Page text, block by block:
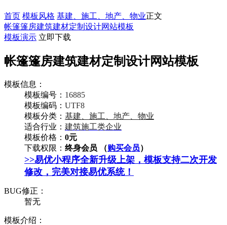
首页 模板风格 基建、施工、地产、物业正文
帐篷篷房建筑建材定制设计网站模板
模板演示 立即下载
帐篷篷房建筑建材定制设计网站模板
模板信息：
模板编号： 16885
模板编码： UTF8
模板分类： 基建、施工、地产、物业
适合行业： 建筑施工类企业
模板价格： 0元
下载权限： 终身会员 （购买会员）
>>易优小程序全新升级上架，模板支持二次开发
修改，完美对接易优系统！
BUG修正：
暂无
模板介绍：